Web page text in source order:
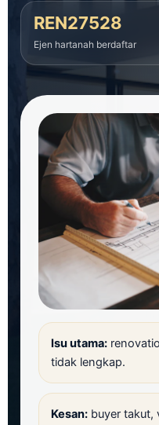
REN27528
Ejen hartanah berdaftar
Isu utama:
tidak lengkap.
Kesan: buyer takut,